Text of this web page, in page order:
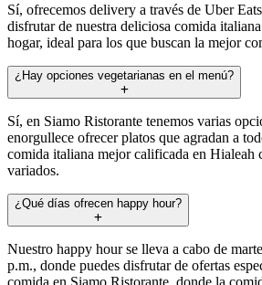
Sí, ofrecemos delivery a través de Uber
disfrutar de nuestra deliciosa comida
hogar, ideal para los que buscan la mejor
¿Hay opciones vegetarianas en el menú?
Sí, en Siamo Ristorante tenemos varias
enorgullece ofrecer platos que agradan a
comida italiana mejor calificada en Hialeah
variados.
¿Qué días ofrecen happy hour?
Nuestro happy hour se lleva a cabo de
p.m., donde puedes disfrutar de ofertas
comida en Siamo Ristorante, donde la